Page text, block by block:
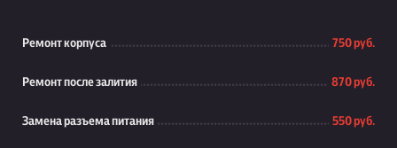
Ремонт корпуса 750 руб.
Ремонт после залития 870 руб.
Замена разъема питания 550 руб.